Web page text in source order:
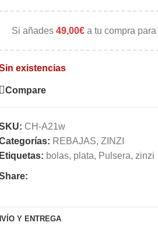
Si añades 49,00€a tu compra
existencias
Compare
CH-A21w
REBAJAS, ZINZI
Etiquetas: bolas, plata, Pulsera, zinzi
Y ENTREGA